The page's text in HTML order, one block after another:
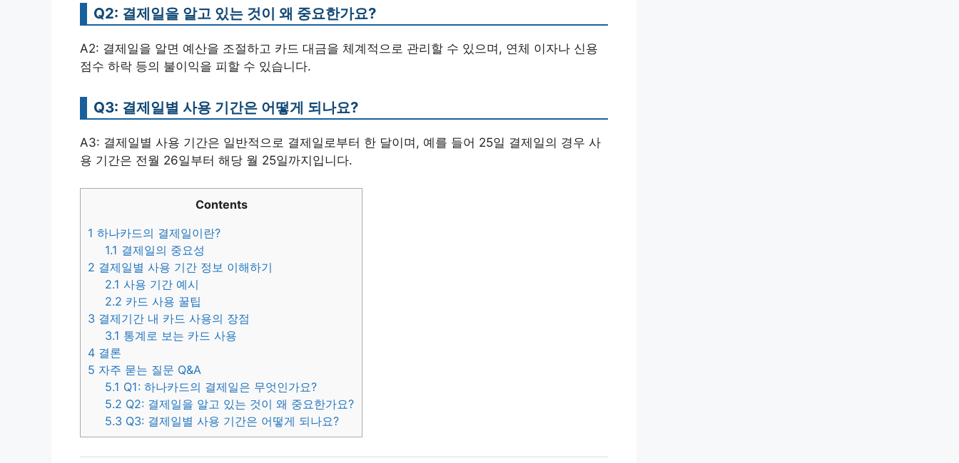
Q2: 결제일을 알고 있는 것이 왜 중요한가요?
A2: 결제일을 알면 예산을 조절하고 카드 대금을 체계적으로 관리할 수 있으며, 연체 이자나 신용
점수 하락 등의 불이익을 피할 수 있습니다.
Q3: 결제일별 사용 기간은 어떻게 되나요?
A3: 결제일별 사용 기간은 일반적으로 결제일로부터 한 달이며, 예를 들어 25일 결제일의 경우 사
용 기간은 전월 26일부터 해당 월 25일까지입니다.
Contents
1 하나카드의 결제일이란?
1.1 결제일의 중요성
2 결제일별 사용 기간 정보 이해하기
2.1 사용 기간 예시
2.2 카드 사용 꿀팁
3 결제기간 내 카드 사용의 장점
3.1 통계로 보는 카드 사용
4 결론
5 자주 묻는 질문 Q&A
5.1 Q1: 하나카드의 결제일은 무엇인가요?
5.2 Q2: 결제일을 알고 있는 것이 왜 중요한가요?
5.3 Q3: 결제일별 사용 기간은 어떻게 되나요?